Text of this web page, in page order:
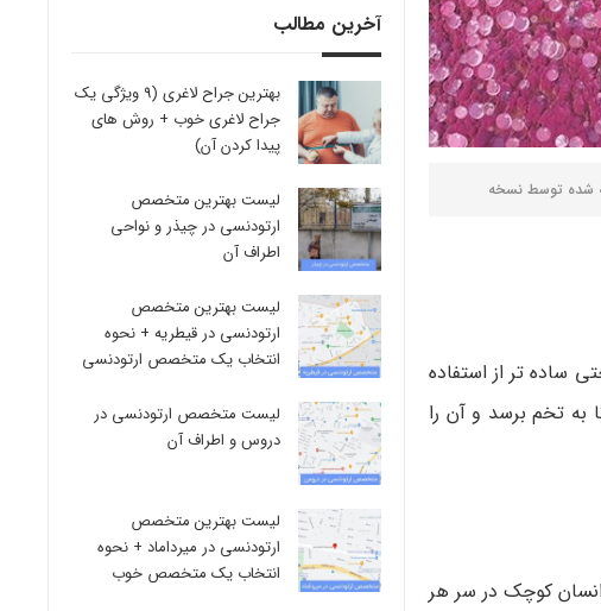
شده توسط نسخه
ساده تر از استفاده
تخم برسد و آن را
انسان کوچک در سر هر
آخرین مطالب
بهترین جراح لاغری (9 ویژگی یک
جراح لاغری خوب + روش های
پیدا کردن آن)
لیست بهترین متخصص
ارتودنسی در چیذر و نواحی
اطراف آن
لیست بهترین متخصص
ارتودنسی در قیطریه + نحوه
انتخاب یک متخصص ارتودنسی
لیست متخصص ارتودنسی در
دروس و اطراف آن
لیست بهترین متخصص
ارتودنسی در میرداماد + نحوه
انتخاب یک متخصص خوب